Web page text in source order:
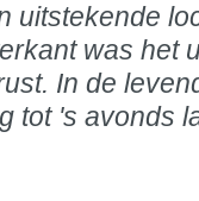
uitstekende
was het
In de
tot 's avonds